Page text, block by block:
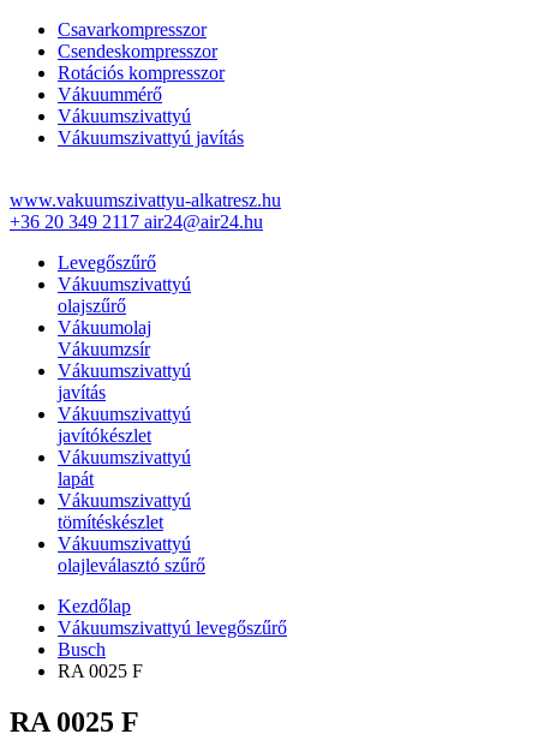
Csavarkompresszor
Csendeskompresszor
Rotációs kompresszor
Vákuummérő
Vákuumszivattyú
Vákuumszivattyú javítás
www.vakuumszivattyu-alkatresz.hu
+36 20 349 2117 air24@air24.hu
Levegőszűrő
Vákuumszivattyú
olajszűrő
Vákuumolaj
Vákuumzsír
Vákuumszivattyú
javítás
Vákuumszivattyú
javítókészlet
Vákuumszivattyú
lapát
Vákuumszivattyú
tömítéskészlet
Vákuumszivattyú
olajleválasztó szűrő
Kezdőlap
Vákuumszivattyú levegőszűrő
Busch
RA 0025 F
RA 0025 F